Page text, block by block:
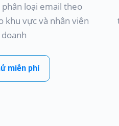
loại email theo
khu vực và nhân viên
miễn phí